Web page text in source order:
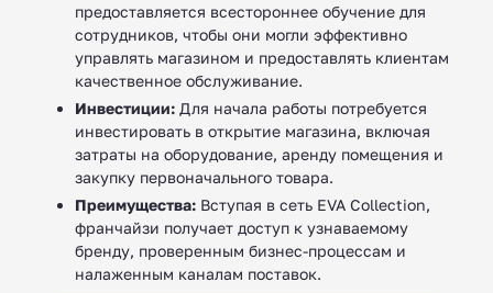
предоставляется всестороннее обучение для
сотрудников, чтобы они могли эффективно
управлять магазином и предоставлять клиентам
качественное обслуживание.
Инвестиции: Для начала работы потребуется
инвестировать в открытие магазина, включая
затраты на оборудование, аренду помещения и
закупку первоначального товара.
Преимущества: Вступая в сеть EVA Collection,
франчайзи получает доступ к узнаваемому
бренду, проверенным бизнес-процессам и
налаженным каналам поставок.